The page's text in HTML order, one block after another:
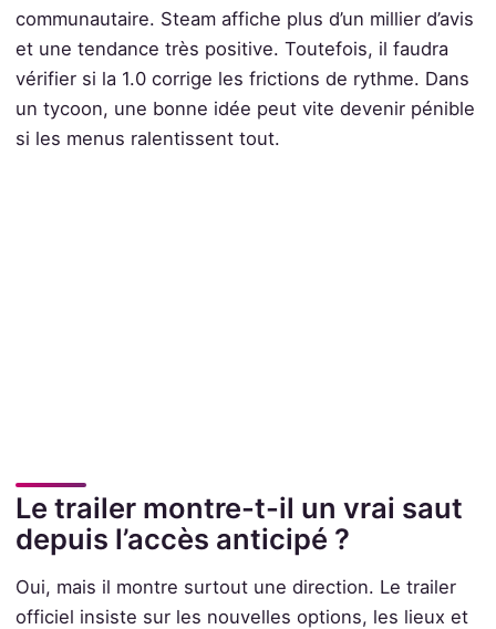
communautaire. Steam affiche plus d’un millier d’avis
et une tendance très positive. Toutefois, il faudra
vérifier si la 1.0 corrige les frictions de rythme. Dans
un tycoon, une bonne idée peut vite devenir pénible
si les menus ralentissent tout.
Le trailer montre-t-il un vrai saut
depuis l’accès anticipé ?
Oui, mais il montre surtout une direction. Le trailer
officiel insiste sur les nouvelles options, les lieux et